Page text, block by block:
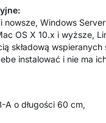
nowsze, Windows
OS X 10.x i wyższe,
składową
instalować i nie ma
A o długości 60 cm,